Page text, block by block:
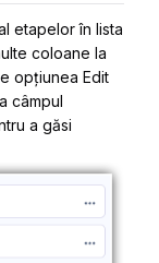
etapelor în lista
coloane la
opțiunea Edit
câmpul
a găsi